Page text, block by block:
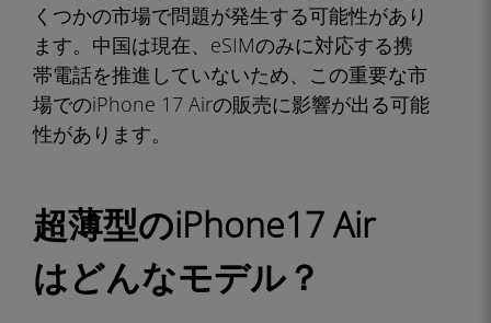
くつかの市場で問題が発生する可能性があり
ます。中国は現在、eSIMのみに対応する携
帯電話を推進していないため、この重要な市
場でのiPhone 17 Airの販売に影響が出る可能
性があります。
超薄型のiPhone17 Air
はどんなモデル？